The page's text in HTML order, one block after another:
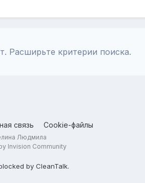
Расширьте критерии поиска.
связь Cookie-файлы
Людмила
Invision Community
by CleanTalk.